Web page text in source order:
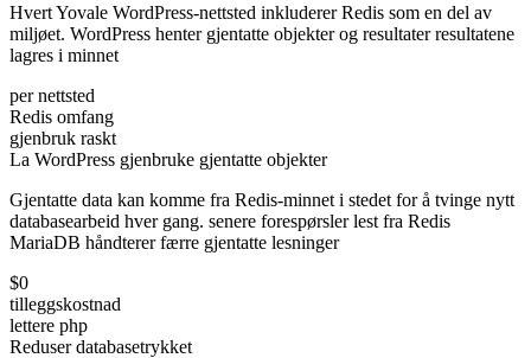
Hvert Yovale WordPress-nettsted inkluderer Redis som en del av
miljøet. WordPress henter gjentatte objekter og resultater resultatene
lagres i minnet
per nettsted
Redis omfang
gjenbruk raskt
La WordPress gjenbruke gjentatte objekter
Gjentatte data kan komme fra Redis-minnet i stedet for å tvinge nytt
databasearbeid hver gang. senere forespørsler lest fra Redis
MariaDB håndterer færre gjentatte lesninger
$0
tilleggskostnad
lettere php
Reduser databasetrykket